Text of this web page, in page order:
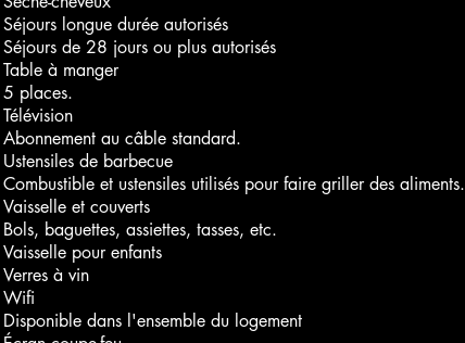
Séjours longue durée autorisés
Séjours de 28 jours ou plus autorisés
Table à manger
5 places.
Télévision
Abonnement au câble standard.
Ustensiles de barbecue
Combustible et ustensiles utilisés pour faire griller des aliments.
Vaisselle et couverts
Bols, baguettes, assiettes, tasses, etc.
Vaisselle pour enfants
Verres à vin
Wifi
Disponible dans l'ensemble du logement